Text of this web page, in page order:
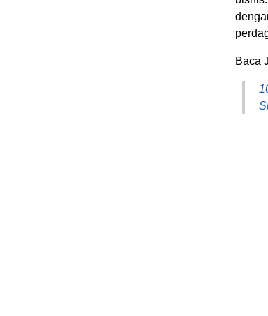
Baca